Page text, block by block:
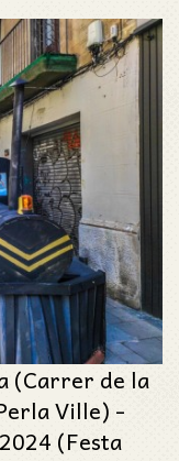
(Carrer de la
Ville) -
(Festa